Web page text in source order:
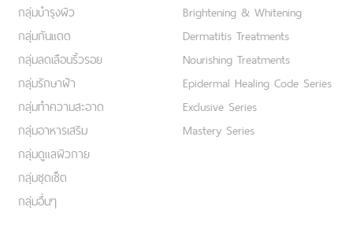
กลุ่มบำรุงผิว
กลุ่มกันแดด
กลุ่มลดเลือนริ้วรอย
กลุ่มรักษาฝ้า
กลุ่มทำความสะอาด
กลุ่มอาหารเสริม
กลุ่มดูแลผิวกาย
กลุ่มชุดเซ็ต
กลุ่มอื่นๆ
Brightening & Whitening
Dermatitis Treatments
Nourishing Treatments
Epidermal Healing Code Series
Exclusive Series
Mastery Series